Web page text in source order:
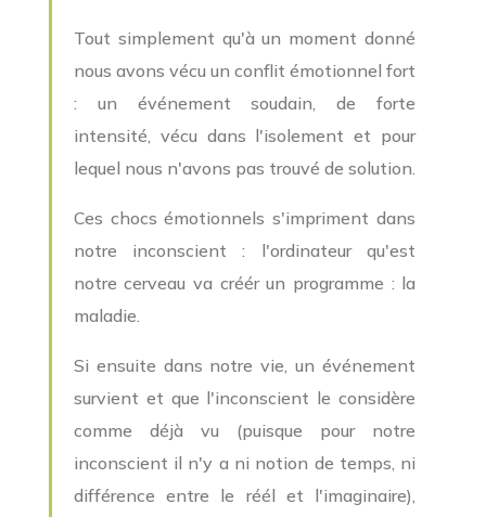
Tout simplement qu'à un moment donné
nous avons vécu un conflit émotionnel fort
: un événement soudain, de forte
intensité, vécu dans l'isolement et pour
lequel nous n'avons pas trouvé de solution.
Ces chocs émotionnels s'impriment dans
notre inconscient : l'ordinateur qu'est
notre cerveau va créér un programme : la
maladie.
Si ensuite dans notre vie, un événement
survient et que l'inconscient le considère
comme déjà vu (puisque pour notre
inconscient il n'y a ni notion de temps, ni
différence entre le réél et l'imaginaire),